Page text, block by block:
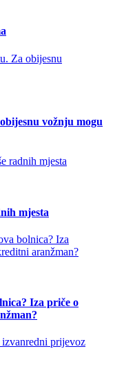
vožnju mogu
mjesta
Iza priče o